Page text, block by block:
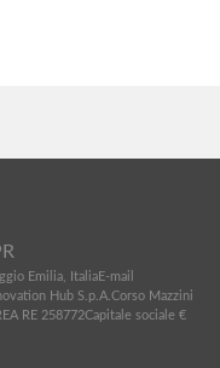
Emilia, ItaliaE-mail
Hub S.p.A. Corso Mazzini
RE 258772Capitale sociale €